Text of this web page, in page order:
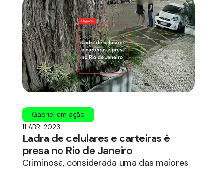
Gabriel em ação
11 ABR. 2023
Ladra de celulares e carteiras é
presa no Rio de Janeiro
Criminosa, considerada uma das maiores